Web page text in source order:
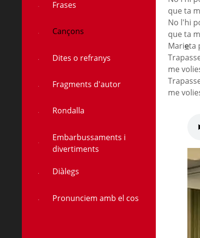
Frases
Cançons
Dites o refranys
Fragments d'autor
Rondalla
Embarbussaments i
divertiments
Diàlegs
Pronunciem amb el cos
que ta
No l'hi
que ta
Marieta
me
me